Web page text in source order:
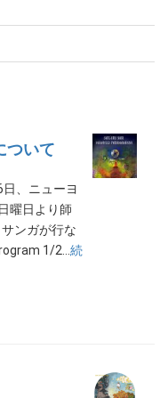
ついて
、ニューヨ
曜日より師
ンガが行な
1/2…続